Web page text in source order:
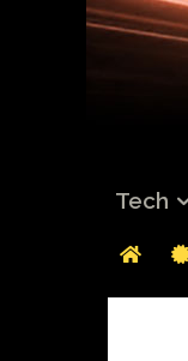
Tech